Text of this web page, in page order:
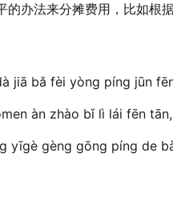
办法来分摊费用，比如根
jiā bǎ fèi yòng píng jūn
àn zhào bǐ lì lái fēn
yīgè gèng gōng píng de